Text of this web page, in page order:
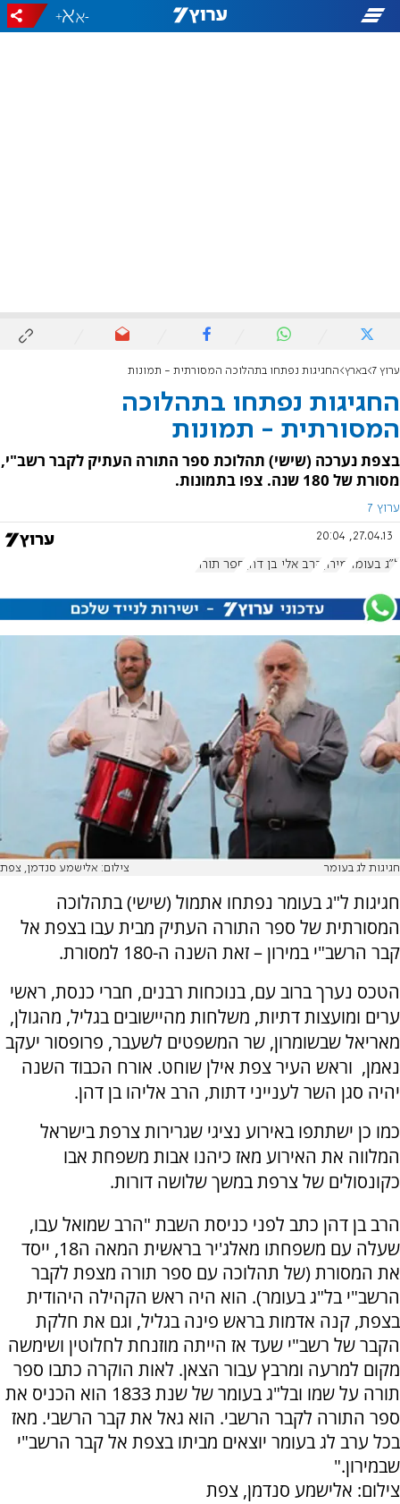
-
+
ערוץ 7 בארץ החגיגות נפתחו בתהלוכה המסורתית - תמונות
החגיגות נפתחו בתהלוכה
המסורתית - תמונות
בצפת נערכה (שישי) תהלוכת ספר התורה העתיק לקבר רשב"י,
מסורת של 180 שנה. צפו בתמונות.
ערוץ 7
27.04.13, 20:04
ל"ג בעומר מירון הרב אלי בן דהן ספר תורה
חגיגות לג בעומר צילום: אלישמע סנדמן, צפת
חגיגות ל"ג בעומר נפתחו אתמול (שישי) בתהלוכה
המסורתית של ספר התורה העתיק מבית עבו בצפת אל
קבר הרשב"י במירון – זאת השנה ה-180 למסורת.
הטכס נערך ברוב עם, בנוכחות רבנים, חברי כנסת, ראשי
ערים ומועצות דתיות, משלחות מהיישובים בגליל, מהגולן,
מאריאל שבשומרון, שר המשפטים לשעבר, פרופסור יעקב
נאמן, וראש העיר צפת אילן שוחט. אורח הכבוד השנה
יהיה סגן השר לענייני דתות, הרב אליהו בן דהן.
כמו כן ישתתפו באירוע נציגי שגרירות צרפת בישראל
המלווה את האירוע מאז כיהנו אבות משפחת אבו
כקונסולים של צרפת במשך שלושה דורות.
הרב בן דהן כתב לפני כניסת השבת "הרב שמואל עבו,
שעלה עם משפחתו מאלג'יר בראשית המאה ה18, ייסד
את המסורת (של תהלוכה עם ספר תורה מצפת לקבר
הרשב"י בל"ג בעומר). הוא היה ראש הקהילה היהודית
בצפת, קנה אדמות בראש פינה בגליל, וגם את חלקת
הקבר של רשב"י שעד אז הייתה מוזנחת לחלוטין ושימשה
מקום למרעה ומרבץ עבור הצאן. לאות הוקרה כתבו ספר
תורה על שמו ובל"ג בעומר של שנת 1833 הוא הכניס את
ספר התורה לקבר הרשבי. הוא גאל את קבר הרשבי. מאז
בכל ערב לג בעומר יוצאים מביתו בצפת אל קבר הרשב"י
שבמירון."
צילום: אלישמע סנדמן, צפת